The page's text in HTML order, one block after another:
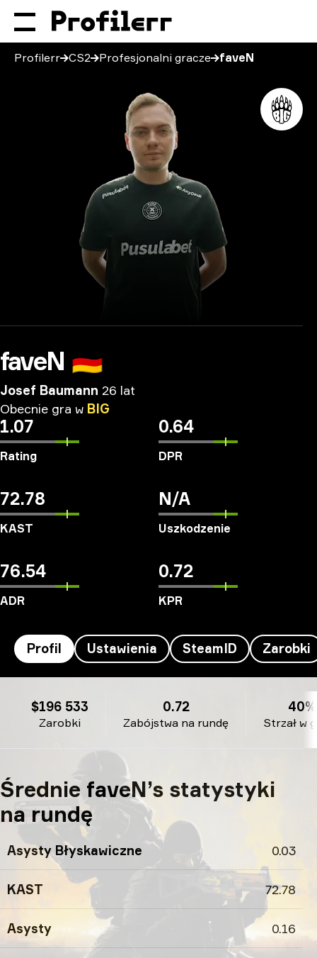
Profilerr CS2 Profesjonalni gracze faveN
faveN 🇩🇪
Josef Baumann 26 lat
Obecnie gra w BIG
1.07
Rating
0.64
DPR
72.78
KAST
N/A
Uszkodzenie
76.54
ADR
0.72
KPR
Profil Ustawienia SteamID Zarobki
Zarobki
$196 533
Zabójstwa na rundę
0.72
Strzał w
40%
Średnie faveN’s statystyki
na rundę
Asysty Błyskawiczne 0.03
KAST 72.78
Asysty 0.16